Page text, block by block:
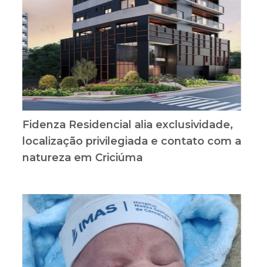
Fidenza Residencial alia exclusividade,
localização privilegiada e contato com a
natureza em Criciúma